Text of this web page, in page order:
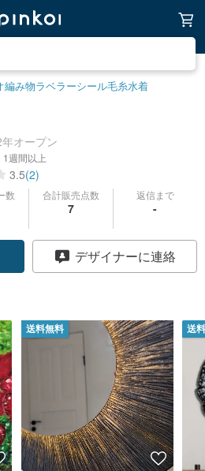
編み物ラベラーシール毛糸水着
オープン
1週間以上
3.5(2)
数 合計販売点数
7
返信まで
-
デザイナーに連絡
送料無料 送